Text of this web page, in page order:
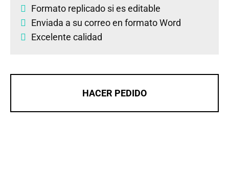
Formato replicado si es editable
Enviada a su correo en formato Word
Excelente calidad
HACER PEDIDO